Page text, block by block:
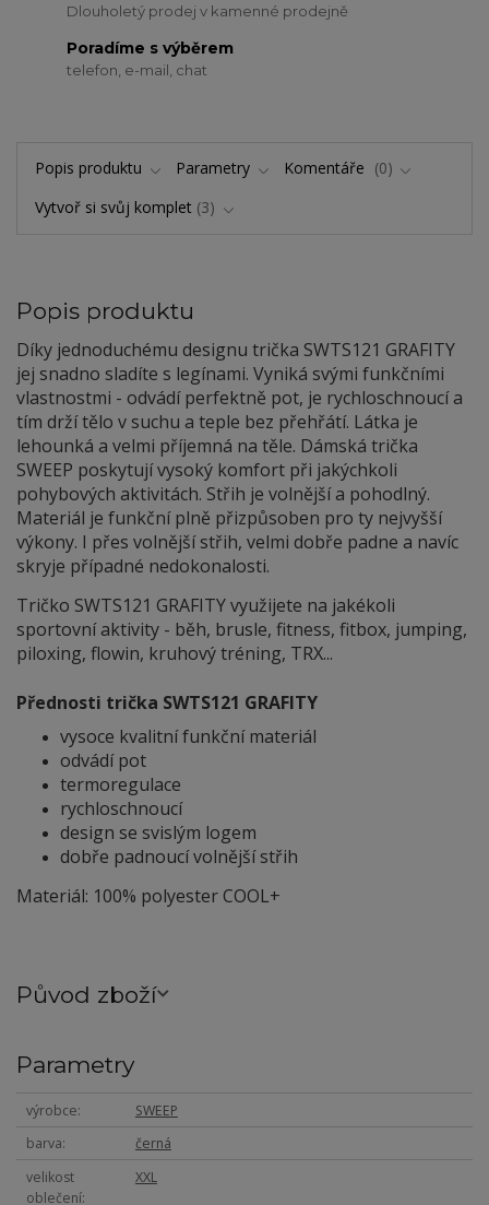
Dlouholetý prodej v kamenné prodejně
Poradíme s výběrem
telefon, e-mail, chat
Popis produktu Parametry Komentáře
0
Vytvoř si svůj komplet 3
Popis produktu
Díky jednoduchému designu trička SWTS121 GRAFITY
jej snadno sladíte s legínami. Vyniká svými funkčními
vlastnostmi - odvádí perfektně pot, je rychloschnoucí a
tím drží tělo v suchu a teple bez přehřátí. Látka je
lehounká a velmi příjemná na těle. Dámská trička
SWEEP poskytují vysoký komfort při jakýchkoli
pohybových aktivitách. Střih je volnější a pohodlný.
Materiál je funkční plně přizpůsoben pro ty nejvyšší
výkony. I přes volnější střih, velmi dobře padne a navíc
skryje případné nedokonalosti.
Tričko SWTS121 GRAFITY využijete na jakékoli
sportovní aktivity - běh, brusle, fitness, fitbox, jumping,
piloxing, flowin, kruhový tréning, TRX...
Přednosti trička SWTS121 GRAFITY
vysoce kvalitní funkční materiál
odvádí pot
termoregulace
rychloschnoucí
design se svislým logem
dobře padnoucí volnější střih
Materiál: 100% polyester COOL+
Původ zboží
Parametry
výrobce
SWEEP
barva
černá
velikost
oblečení
XXL